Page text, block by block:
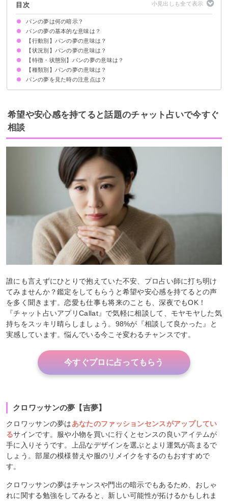
目次
パンの夢は何の暗示？
パンの夢の基本的な意味は？
豊かさや愛情の象徴
状況によって意味が決まる
【行動別】パンの夢の意味は？
パンを買う夢【吉夢】
パンを食べる夢【吉夢】
パンを焼く・作る夢【吉夢】
パンを焦がす夢【凶夢】
パンをあげる夢【吉夢】
パンを落とす夢【警告夢】
パンを見る夢【警告夢】
パンを捨てる夢【警告夢】
パンを選ぶ夢【吉夢】
パンを切る夢【警告夢】
パンにバターを塗る夢【吉夢】
パン屋で並ぶ夢【吉夢】
パン屋に行く夢【吉夢】
パン屋で働く夢【吉夢】
【状況別】パンの夢の意味は？
パンをもらう夢【吉夢】
パンがたくさんある夢【吉夢】
コンビニのパンの夢【吉夢】
パンを買えない夢【警告夢】
パンが売り切れる夢【警告夢】
美味しいパンの夢【吉夢】
まずそうなパンの夢【凶夢】
甘いパンの夢【警告夢】
パンを食べ残す夢【警告夢】
パンの匂いの夢【吉夢】
パン職人の夢【吉夢】
パンの耳の夢【吉夢】
パンを取られる夢【警告夢】
パン屋の店員の夢【吉夢】
【特徴・状態別】パンの夢の意味は？
賞味期限切れのパンの夢【吉夢】
カビの生えたパンの夢【警告夢】
焼きたてのパンの夢【吉夢】
大きいパンの夢【警告夢】
小さいパンの夢【吉夢】
固いパンの夢【警告夢】
黒いパンの夢【凶夢】
白いパンの夢【吉夢】
【種類別】パンの夢の意味は？
食パンの夢【吉夢】
トーストの夢【吉夢】
クロワッサンの夢【吉夢】
菓子パンの夢【警告夢】
サンドイッチの夢【吉夢】
フランスパンの夢【吉夢】
デニッシュパンの夢【吉夢】
パンケーキの夢【吉夢】
パンの夢を見た時の注意点は？
吉夢なら話さず警告夢や凶夢は人に話す
希望や安心感を持てると話題のチャット占いで今すぐ
相談
誰にも言えずにひとりで抱えていた不安、プロ占い師に打ち明け
てみませんか？鑑定をしてもらうと希望や安心感を持てるとの声
を多く聞きます。恋愛も仕事も将来のことも、深夜でもOK！
『チャット占いアプリCallat』で気軽に相談して、モヤモヤした気
持ちをスッキリ晴らしましょう。98%が『相談して良かった』と
実感しています。悩んでいる今こそ変わるチャンスです。
今すぐプロに占ってもらう
クロワッサンの夢【吉夢】
クロワッサンの夢はあなたのファッションセンスがアップしてい
るサインです。服や小物を買いに行くとセンスの良いアイテムが
手に入りそうです。上品なデザインを選ぶとより運気が高まるで
しょう。部屋の模様替えや服のリメイクをするのもおすすめで
す。
クロワッサンの夢はチャンスや門出の暗示でもあるため、おしゃ
れに関する勉強をしてみると、新しい可能性が拓けるかもしれま